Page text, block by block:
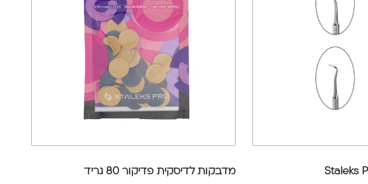
מדבקות לדיסקית פדיקור 80 גריד